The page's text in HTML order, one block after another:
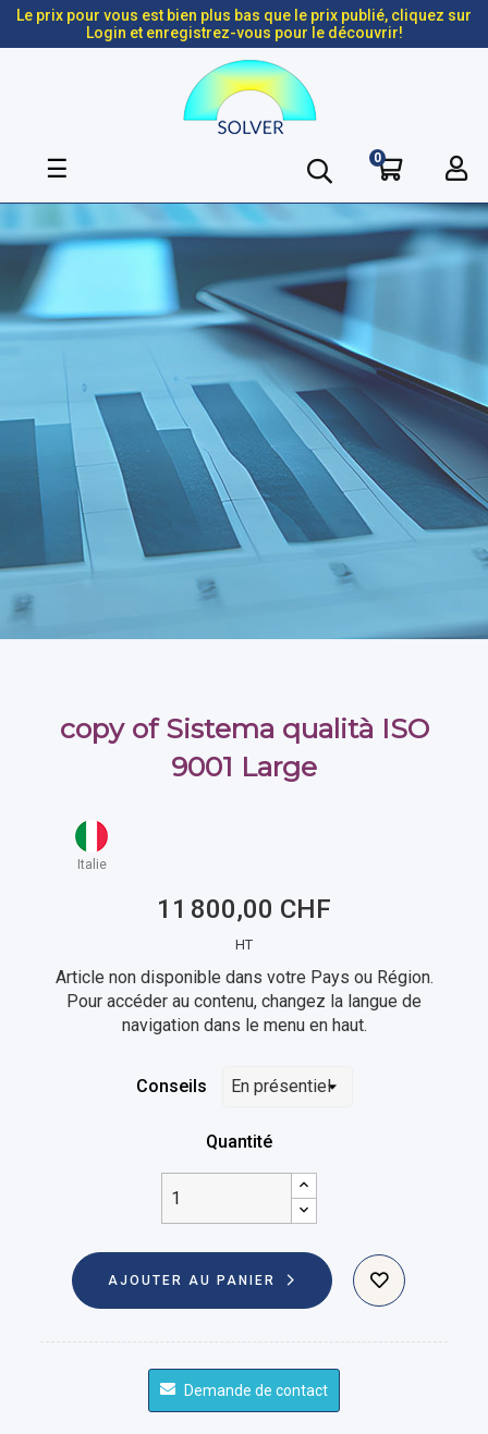
Le prix pour vous est bien plus bas que le prix publié, cliquez sur
Login et enregistrez-vous pour le découvrir!
Basculer
navigation
☰ 0
copy of Sistema qualità ISO
9001 Large
Italie
11 800,00 CHF
HT
Article non disponible dans votre Pays ou Région.
Pour accéder au contenu, changez la langue de
navigation dans le menu en haut.
Conseils
Quantité
AJOUTER AU PANIER
Demande de contact